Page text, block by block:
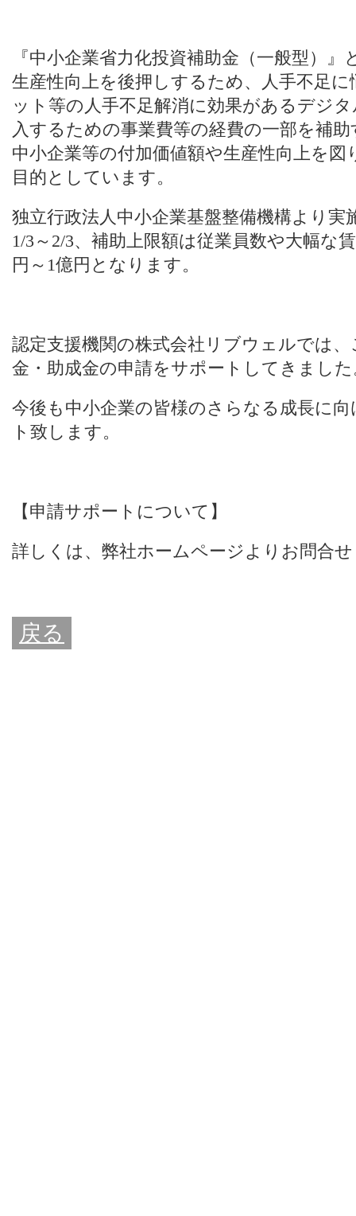
『中小企業省力化投資補助金（一般型）
生産性向上を後押しするため、人手不足
ット等の人手不足解消に効果があるデジ
入するための事業費等の経費の一部を補
中小企業等の付加価値額や生産性向上を
目的としています。
独立行政法人中小企業基盤整備機構より
1/3～2/3、補助上限額は従業員数や大幅な
円～1億円となります。
認定支援機関の株式会社リブウェルでは
金・助成金の申請をサポートしてきまし
今後も中小企業の皆様のさらなる成長に
ト致します。
【申請サポートについて】
詳しくは、 弊社ホームページよりお問合
戻る